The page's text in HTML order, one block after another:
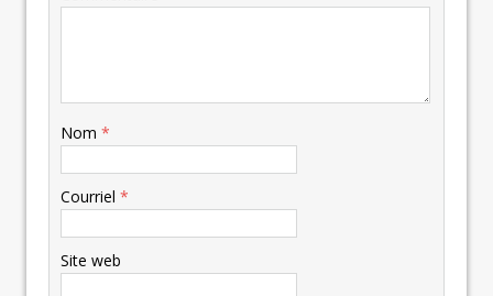
Nom *
Courriel *
Site web